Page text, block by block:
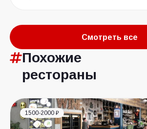
Смотреть все
Похожие
рестораны
1500-2000 ₽